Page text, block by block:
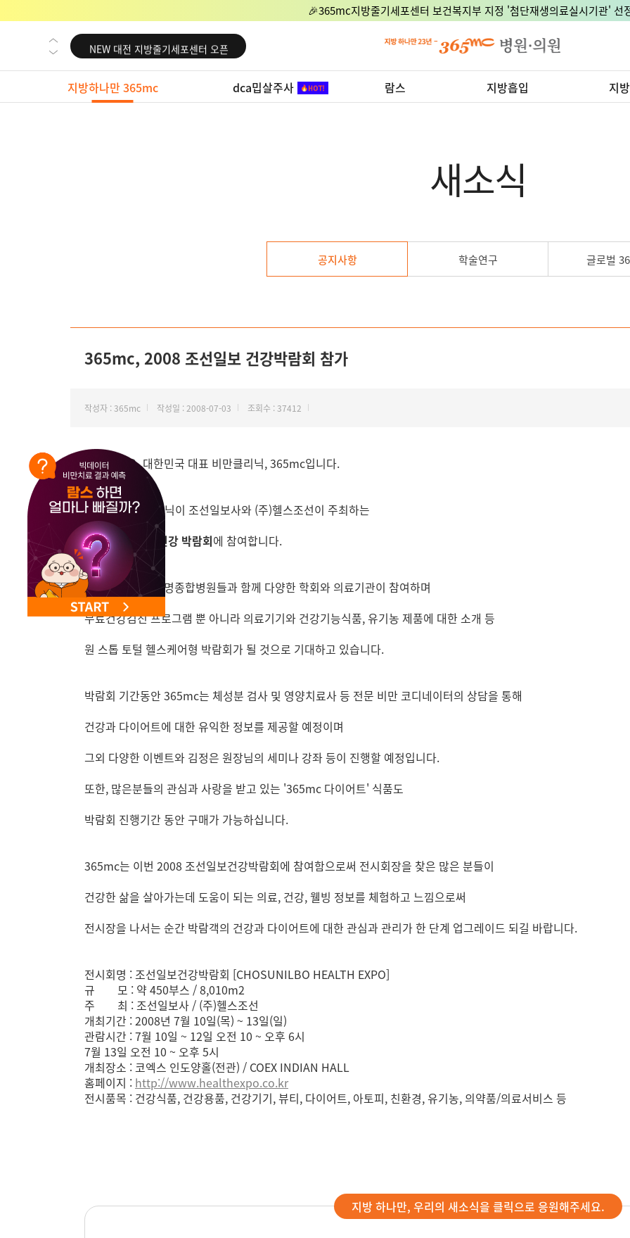
🎉365mc지방줄기세포센터 보건복지부 지정 '첨단재생의료실시기관' 선
NEW 교대 지방줄기세포센터 오픈
NEW 대전 지방줄기세포센터 오픈
NEW 노원 지방줄기세포센터 오픈
NEW 미국 LA점 오픈
지방하나만 365mc dca밉살주사 람스 지방흡입 지
새소식
공지사항 학술연구 글로벌
365mc, 2008 조선일보 건강박람회 참가
작성자 : 365mc 작성일 : 2008-07-03 조회수 : 37412
안녕하세요. 대한민국 대표 비만클리닉, 365mc입니다.
365mc 비만클리닉이 조선일보사와 (주)헬스조선이 주최하는
2008 조선일보 건강 박람회에 참여합니다.
이번 박람회는 유명종합병원들과 함께 다양한 학회와 의료기관이 참여하며
무료건강검진 프로그램 뿐 아니라 의료기기와 건강기능식품, 유기농 제품에 대한 소개 등
원 스톱 토털 헬스케어형 박람회가 될 것으로 기대하고 있습니다.
박람회 기간동안 365mc는 체성분 검사 및 영양치료사 등 전문 비만 코디네이터의 상담을 통해
건강과 다이어트에 대한 유익한 정보를 제공할 예정이며
그외 다양한 이벤트와 김정은 원장님의 세미나 강좌 등이 진행할 예정입니다.
또한, 많은분들의 관심과 사랑을 받고 있는 '365mc 다이어트' 식품도
박람회 진행기간 동안 구매가 가능하십니다.
365mc는 이번 2008 조선일보건강박람회에 참여함으로써 전시회장을 찾은 많은 분들이
건강한 삶을 살아가는데 도움이 되는 의료, 건강, 웰빙 정보를 체험하고 느낌으로써
전시장을 나서는 순간 박람객의 건강과 다이어트에 대한 관심과 관리가 한 단계 업그레이드 되길 바랍니다.
전시회명 : 조선일보건강박람회 [CHOSUNILBO HEALTH EXPO]
규 모 : 약 450부스 / 8,010m2
주 최 : 조선일보사 / (주)헬스조선
개최기간 : 2008년 7월 10일(목) ~ 13일(일)
관람시간 : 7월 10일 ~ 12일 오전 10 ~ 오후 6시
7월 13일 오전 10 ~ 오후 5시
개최장소 : 코엑스 인도양홀(전관) / COEX INDIAN HALL
홈페이지 : http://www.healthexpo.co.kr
전시품목 : 건강식품, 건강용품, 건강기기, 뷰티, 다이어트, 아토피, 친환경, 유기농, 의약품/의료서비스 등
지방 하나만, 우리의 새소식을 클릭으로 응원해주세요.